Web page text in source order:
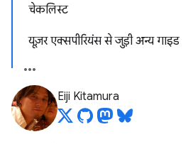
चेकलिस्ट
यूज़र एक्सपीरियंस से जुड़ी अन्य गाइड
Eiji Kitamura